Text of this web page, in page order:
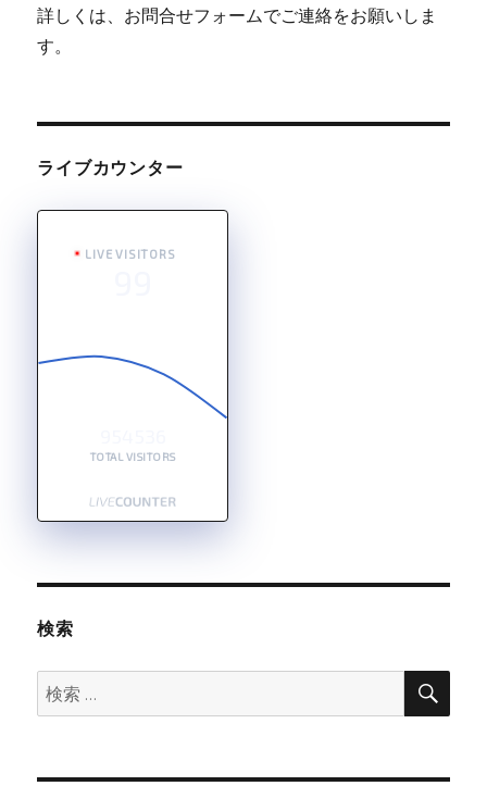
詳しくは、お問合せフォームでご連絡をお願いしま
す。
ライブカウンター
LIVE VISITORS
TOTAL VISITORS
検索
検
索:
検